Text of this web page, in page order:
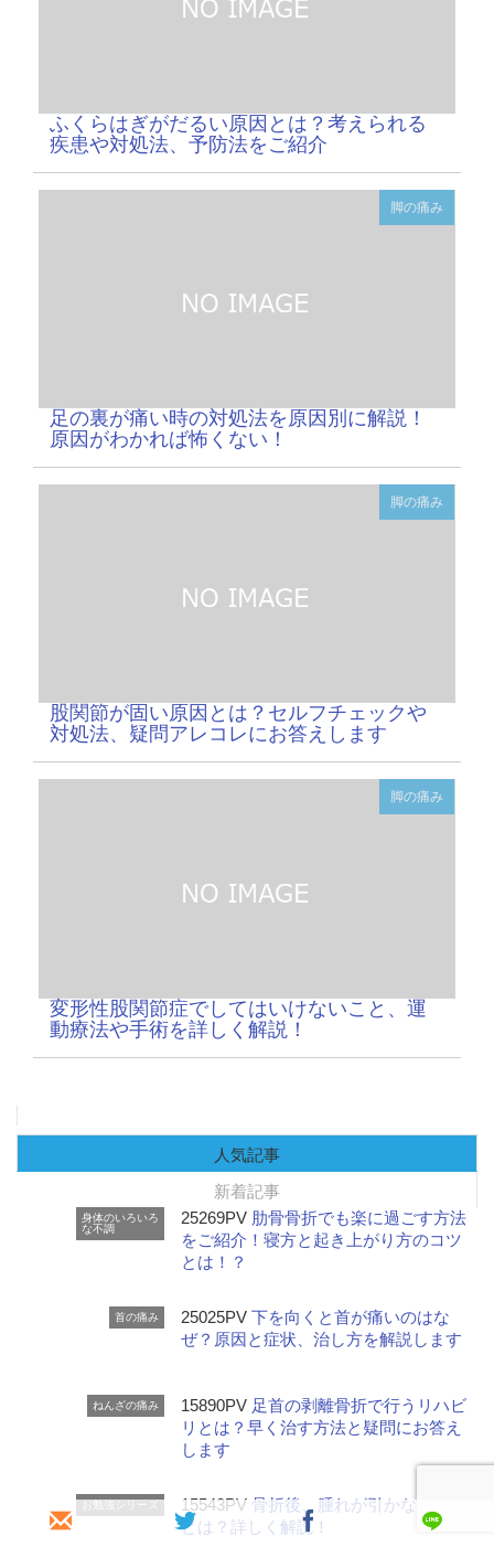
ふくらはぎがだるい原因とは？考えられる
疾患や対処法、予防法をご紹介
脚の痛み
足の裏が痛い時の対処法を原因別に解説！
原因がわかれば怖くない！
脚の痛み
股関節が固い原因とは？セルフチェックや
対処法、疑問アレコレにお答えします
脚の痛み
変形性股関節症でしてはいけないこと、運
動療法や手術を詳しく解説！
人気記事
新着記事
身体のいろいろ
な不調
25269PV 肋骨骨折でも楽に過ごす方法
をご紹介！寝方と起き上がり方のコツ
とは！？
首の痛み 25025PV下を向くと首が痛いのはな
ぜ？原因と症状、治し方を解説します
ねんざの痛み 15890PV 足首の剥離骨折で行うリハビ
リとは？早く治す方法と疑問にお答え
します
お勉強シリーズ 15543PV 骨折後、腫れが引かない原因
とは？詳しく解説！